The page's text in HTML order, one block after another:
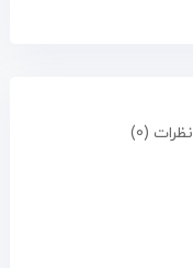
نظرات (0)